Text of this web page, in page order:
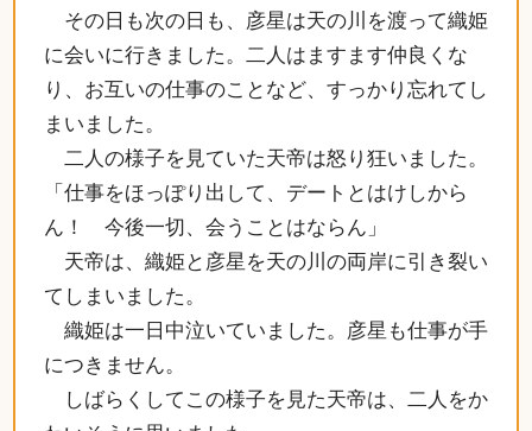
その日も次の日も、彦星は天の川を渡って織姫
に会いに行きました。二人はますます仲良くな
り、お互いの仕事のことなど、すっかり忘れてし
まいました。
二人の様子を見ていた天帝は怒り狂いました。
「仕事をほっぽり出して、デートとはけしから
ん！ 今後一切、会うことはならん」
天帝は、織姫と彦星を天の川の両岸に引き裂い
てしまいました。
織姫は一日中泣いていました。彦星も仕事が手
につきません。
しばらくしてこの様子を見た天帝は、二人をか